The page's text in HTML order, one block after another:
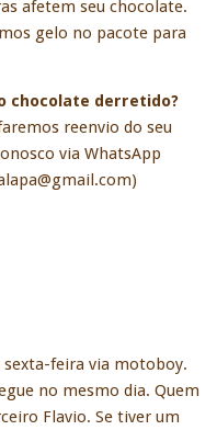
afetem seu chocolate.
gelo no pacote para
chocolate derretido?
reenvio do seu
via WhatsApp
)
feira via motoboy.
no mesmo dia. Quem
Flavio. Se tiver um